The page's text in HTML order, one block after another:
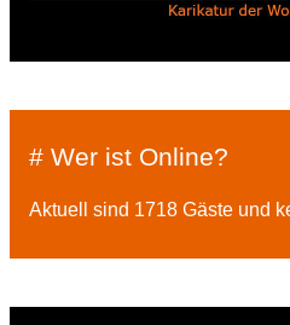
# Wer ist Online?
Aktuell sind 1718 Gäste und